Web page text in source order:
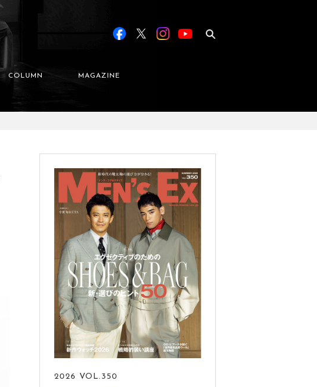
COLUMN MAGAZINE
2026 VOL.350